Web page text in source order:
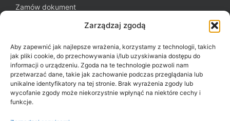
Zarządzaj zgodą
Aby zapewnić jak najlepsze wrażenia, korzystamy z technologii, takich
jak pliki cookie, do przechowywania i/lub uzyskiwania dostępu do
informacji o urządzeniu. Zgoda na te technologie pozwoli nam
przetwarzać dane, takie jak zachowanie podczas przeglądania lub
unikalne identyfikatory na tej stronie. Brak wyrażenia zgody lub
wycofanie zgody może niekorzystnie wpłynąć na niektóre cechy i
funkcje.
Zamów dokument
Polityka plików cookies (EU)
Potrzebujesz pomocy?